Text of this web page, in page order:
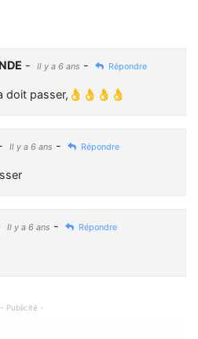
- Il y a 6 ans - Répondre
doit passer,👌👌👌👌
Il y a 6 ans - Répondre
Il y a 6 ans - Répondre
- Publicité -